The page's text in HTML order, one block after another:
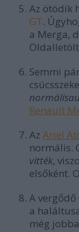
Az ötödik
GT.
a Merga,
Semmi
Renault
Az Ariel
normális.
vitték,
elsőként.
A
a
még